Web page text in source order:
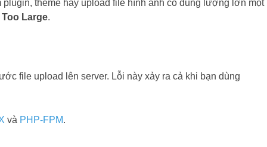
theme hay upload file hình ảnh có dung lượng lớn một
Large.
file upload lên server. Lỗi này xảy ra cả khi bạn dùng
và PHP-FPM.